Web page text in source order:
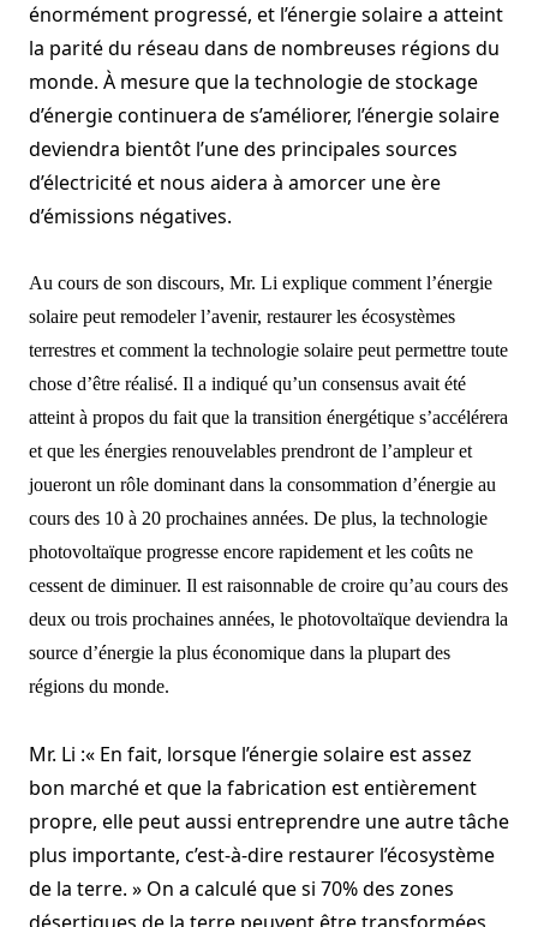
énormément progressé, et l’énergie solaire a atteint
la parité du réseau dans de nombreuses régions du
monde. À mesure que la technologie de stockage
d’énergie continuera de s’améliorer, l’énergie solaire
deviendra bientôt l’une des principales sources
d’électricité et nous aidera à amorcer une ère
d’émissions négatives.
Au cours de son discours, Mr. Li explique comment l’énergie
solaire peut remodeler l’avenir, restaurer les écosystèmes
terrestres et comment la technologie solaire peut permettre toute
chose d’être réalisé. Il a indiqué qu’un consensus avait été
atteint à propos du fait que la transition énergétique s’accélérera
et que les énergies renouvelables prendront de l’ampleur et
joueront un rôle dominant dans la consommation d’énergie au
cours des 10 à 20 prochaines années. De plus, la technologie
photovoltaïque progresse encore rapidement et les coûts ne
cessent de diminuer. Il est raisonnable de croire qu’au cours des
deux ou trois prochaines années, le photovoltaïque deviendra la
source d’énergie la plus économique dans la plupart des
régions du monde.
Mr. Li :« En fait, lorsque l’énergie solaire est assez
bon marché et que la fabrication est entièrement
propre, elle peut aussi entreprendre une autre tâche
plus importante, c’est-à-dire restaurer l’écosystème
de la terre. » On a calculé que si 70% des zones